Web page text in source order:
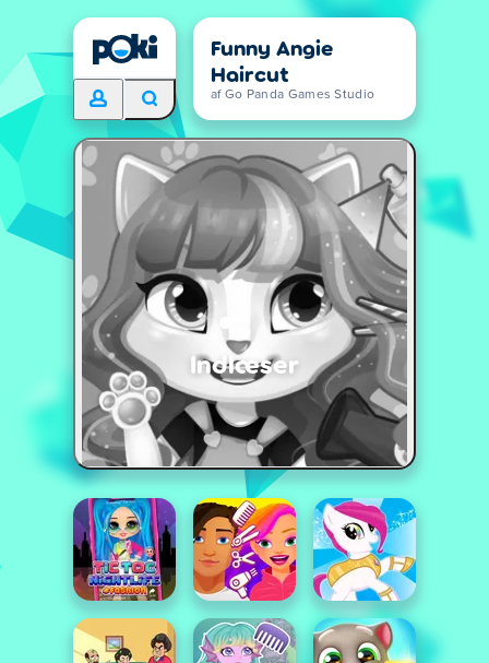
Funny Angie
Haircut
af Go Panda Games Studio
Indlæser